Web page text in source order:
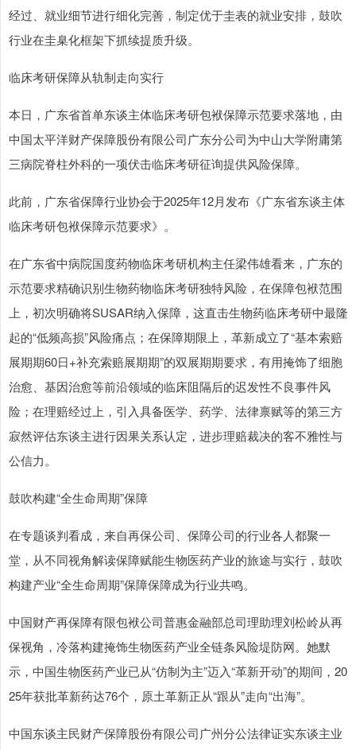
经过、就业细节进行细化完善，制定优于圭表的就业安排，鼓吹
行业在圭臬化框架下抓续提质升级。
临床考研保障从轨制走向实行
本日，广东省首单东谈主体临床考研包袱保障示范要求落地，由
中国太平洋财产保障股份有限公司广东分公司为中山大学附庸第
三病院脊柱外科的一项伏击临床考研征询提供风险保障。
此前，广东省保障行业协会于2025年12月发布《广东省东谈主体
临床考研包袱保障示范要求》。
在广东省中病院国度药物临床考研机构主任梁伟雄看来，广东的
示范要求精确识别生物药物临床考研独特风险，在保障包袱范围
上，初次明确将SUSAR纳入保障，这直击生物药临床考研中最隆
起的“低频高损”风险痛点；在保障期限上，革新成立了“基本索赔
展期期60日+补充索赔展期期”的双展期期要求，有用掩饰了细胞
治愈、基因治愈等前沿领域的临床阻隔后的迟发性不良事件风
险；在理赔经过上，引入具备医学、药学、法律禀赋等的第三方
寂然评估东谈主进行因果关系认定，进步理赔裁决的客不雅性与
公信力。
鼓吹构建“全生命周期”保障
在专题谈判看成，来自再保公司、保障公司的行业各人都聚一
堂，从不同视角解读保障赋能生物医药产业的旅途与实行，鼓吹
构建产业“全生命周期”保障保障成为行业共鸣。
中国财产再保障有限包袱公司普惠金融部总司理助理刘松岭从再
保视角，冷落构建掩饰生物医药产业全链条风险堤防网。她默
示，中国生物医药产业已从“仿制为主”迈入“革新开动”的期间，20
25年获批革新药达76个，原土革新正从“跟从”走向“出海”。
中国东谈主民财产保障股份有限公司广州分公法律证实东谈主业